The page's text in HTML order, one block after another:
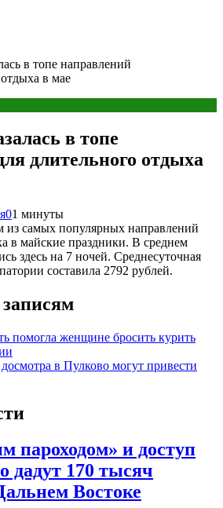
в топе направлений
в мае
в топе
длительного отдыха
01 минуты
из самых популярных направлений
в майские праздники. В среднем
здесь на 7 ночей. Среднесуточная
составила 2792 рублей.
помогла женщине бросить курить
в Пулково могут привести
пароходом» и доступ
дадут 170 тысяч
Востоке